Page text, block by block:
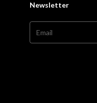
Newsletter